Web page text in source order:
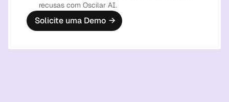
recusas com Oscilar AI.
Solicite uma Demo →